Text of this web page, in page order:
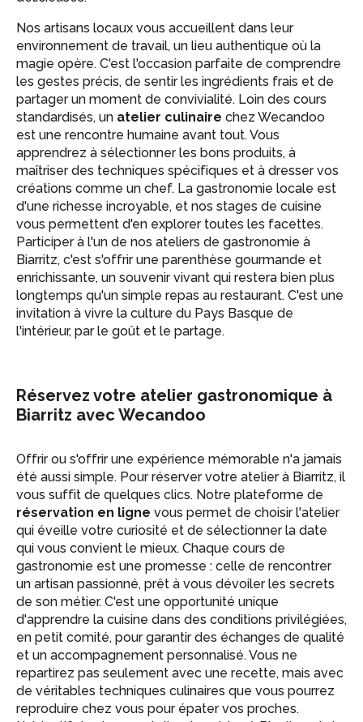
Nos artisans locaux vous accueillent dans leur
environnement de travail, un lieu authentique où la
magie opère. C'est l'occasion parfaite de comprendre
les gestes précis, de sentir les ingrédients frais et de
partager un moment de convivialité. Loin des cours
standardisés, un atelier culinaire chez Wecandoo
est une rencontre humaine avant tout. Vous
apprendrez à sélectionner les bons produits, à
maîtriser des techniques spécifiques et à dresser vos
créations comme un chef. La gastronomie locale est
d'une richesse incroyable, et nos stages de cuisine
vous permettent d'en explorer toutes les facettes.
Participer à l'un de nos ateliers de gastronomie à
Biarritz, c'est s'offrir une parenthèse gourmande et
enrichissante, un souvenir vivant qui restera bien plus
longtemps qu'un simple repas au restaurant. C'est une
invitation à vivre la culture du Pays Basque de
l'intérieur, par le goût et le partage.
Réservez votre atelier gastronomique à
Biarritz avec Wecandoo
Offrir ou s'offrir une expérience mémorable n'a jamais
été aussi simple. Pour réserver votre atelier à Biarritz, il
vous suffit de quelques clics. Notre plateforme de
réservation en ligne vous permet de choisir l'atelier
qui éveille votre curiosité et de sélectionner la date
qui vous convient le mieux. Chaque cours de
gastronomie est une promesse : celle de rencontrer
un artisan passionné, prêt à vous dévoiler les secrets
de son métier. C'est une opportunité unique
d'apprendre la cuisine dans des conditions privilégiées,
en petit comité, pour garantir des échanges de qualité
et un accompagnement personnalisé. Vous ne
repartirez pas seulement avec une recette, mais avec
de véritables techniques culinaires que vous pourrez
reproduire chez vous pour épater vos proches.